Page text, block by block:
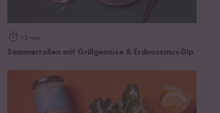
15 min
Sommerrollen mit Grillgemüse & Erdnussmus-Dip